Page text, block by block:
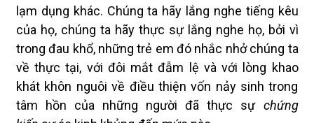
lạm dụng khác. Chúng ta hãy lắng nghe tiếng kêu
của họ, chúng ta hãy thực sự lắng nghe họ, bởi vì
trong đau khổ, những trẻ em đó nhắc nhở chúng ta
về thực tại, với đôi mắt đẫm lệ và với lòng khao
khát khôn nguôi về điều thiện vốn nảy sinh trong
tâm hồn của những người đã thực sự chứng